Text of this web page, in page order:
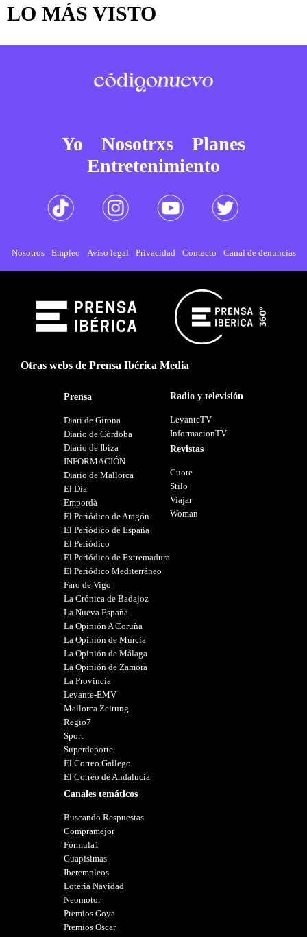
LO MÁS VISTO
Yo Nosotrxs
Planes
Entretenimiento
Nosotros Empleo Aviso legal Privacidad Contacto Canal de denuncias
Otras webs de Prensa Ibérica Media
Prensa
Diari de Girona
Diario de Córdoba
Diario de Ibiza
INFORMACIÓN
Diario de Mallorca
El Día
Empordà
El Periódico de Aragón
El Periódico de España
El Periódico
El Periódico de Extremadura
El Periódico Mediterráneo
Faro de Vigo
La Crónica de Badajoz
La Nueva España
La Opinión A Coruña
La Opinión de Murcia
La Opinión de Málaga
La Opinión de Zamora
La Provincia
Levante-EMV
Mallorca Zeitung
Regio7
Sport
Superdeporte
El Correo Gallego
El Correo de Andalucia
Canales temáticos
Buscando Respuestas
Compramejor
Fórmula1
Guapisimas
Iberempleos
Loteria Navidad
Neomotor
Premios Goya
Premios Oscar
Radio y televisión
LevanteTV
InformacionTV
Revistas
Cuore
Stilo
Viajar
Woman